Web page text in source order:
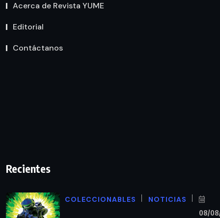
Acerca de Revista YUME
Editorial
Contáctanos
Recientes
COLECCIONABLES NOTICIAS
08/